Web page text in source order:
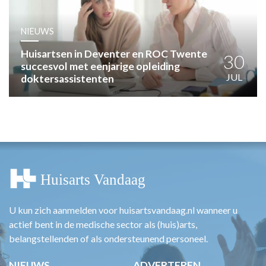
PRAKTIJKZAKEN
TARIEVEN
VPHUISARTSEN
MEDISCHE VAKHANDEL
INLOGGEN
REGISTRATIE
NIEUWS
Huisartsen in Deventer en ROC Twente
succesvol met eenjarige opleiding
doktersassistenten
30
JUL
U kun zich aanmelden voor huisartsvandaag.nl wanneer u
actief bent in de medische sector als (huis)arts,
belangstellenden of als ondersteunend personeel.